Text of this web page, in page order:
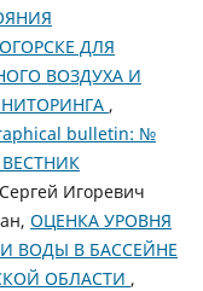
ДЛЯ
ВОЗДУХА И
,
bulletin: №
ВЕСТНИК
Игоревич
ОЦЕНКА УРОВНЯ
ВОДЫ В БАССЕЙНЕ
ОБЛАСТИ ,